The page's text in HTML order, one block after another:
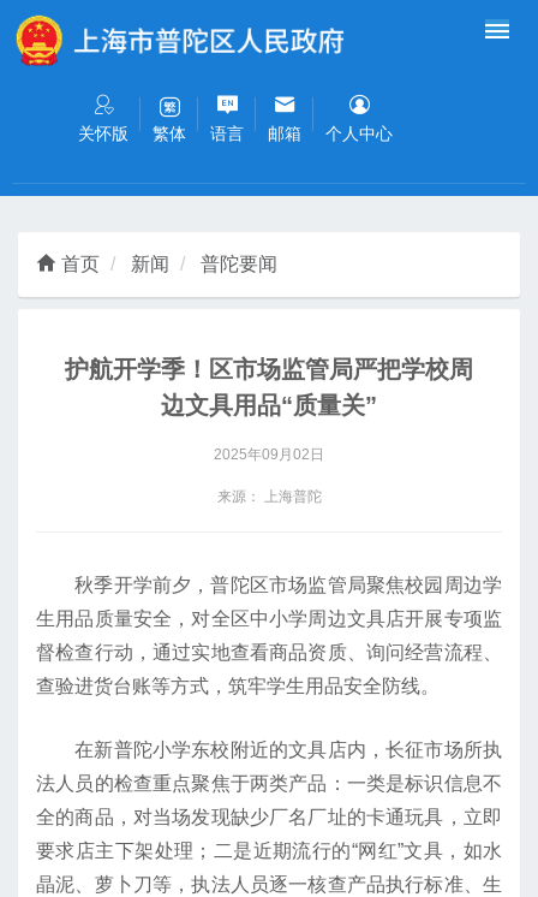
无障碍操作说明
关怀版 繁体 语言 邮箱 个人中心
首页 新闻 普陀要闻
护航开学季！区市场监管局严把学校周
边文具用品“质量关”
2025年09月02日
来源： 上海普陀
秋季开学前夕，普陀区市场监管局聚焦校园周边学
生用品质量安全，对全区中小学周边文具店开展专项监
督检查行动，通过实地查看商品资质、询问经营流程、
查验进货台账等方式，筑牢学生用品安全防线。
在新普陀小学东校附近的文具店内，长征市场所执
法人员的检查重点聚焦于两类产品：一类是标识信息不
全的商品，对当场发现缺少厂名厂址的卡通玩具，立即
要求店主下架处理；二是近期流行的“网红”文具，如水
晶泥、萝卜刀等，执法人员逐一核查产品执行标准、生